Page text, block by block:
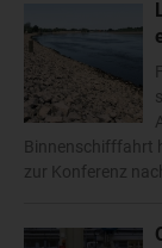
Binnenschifffahrt
zur Konferenz